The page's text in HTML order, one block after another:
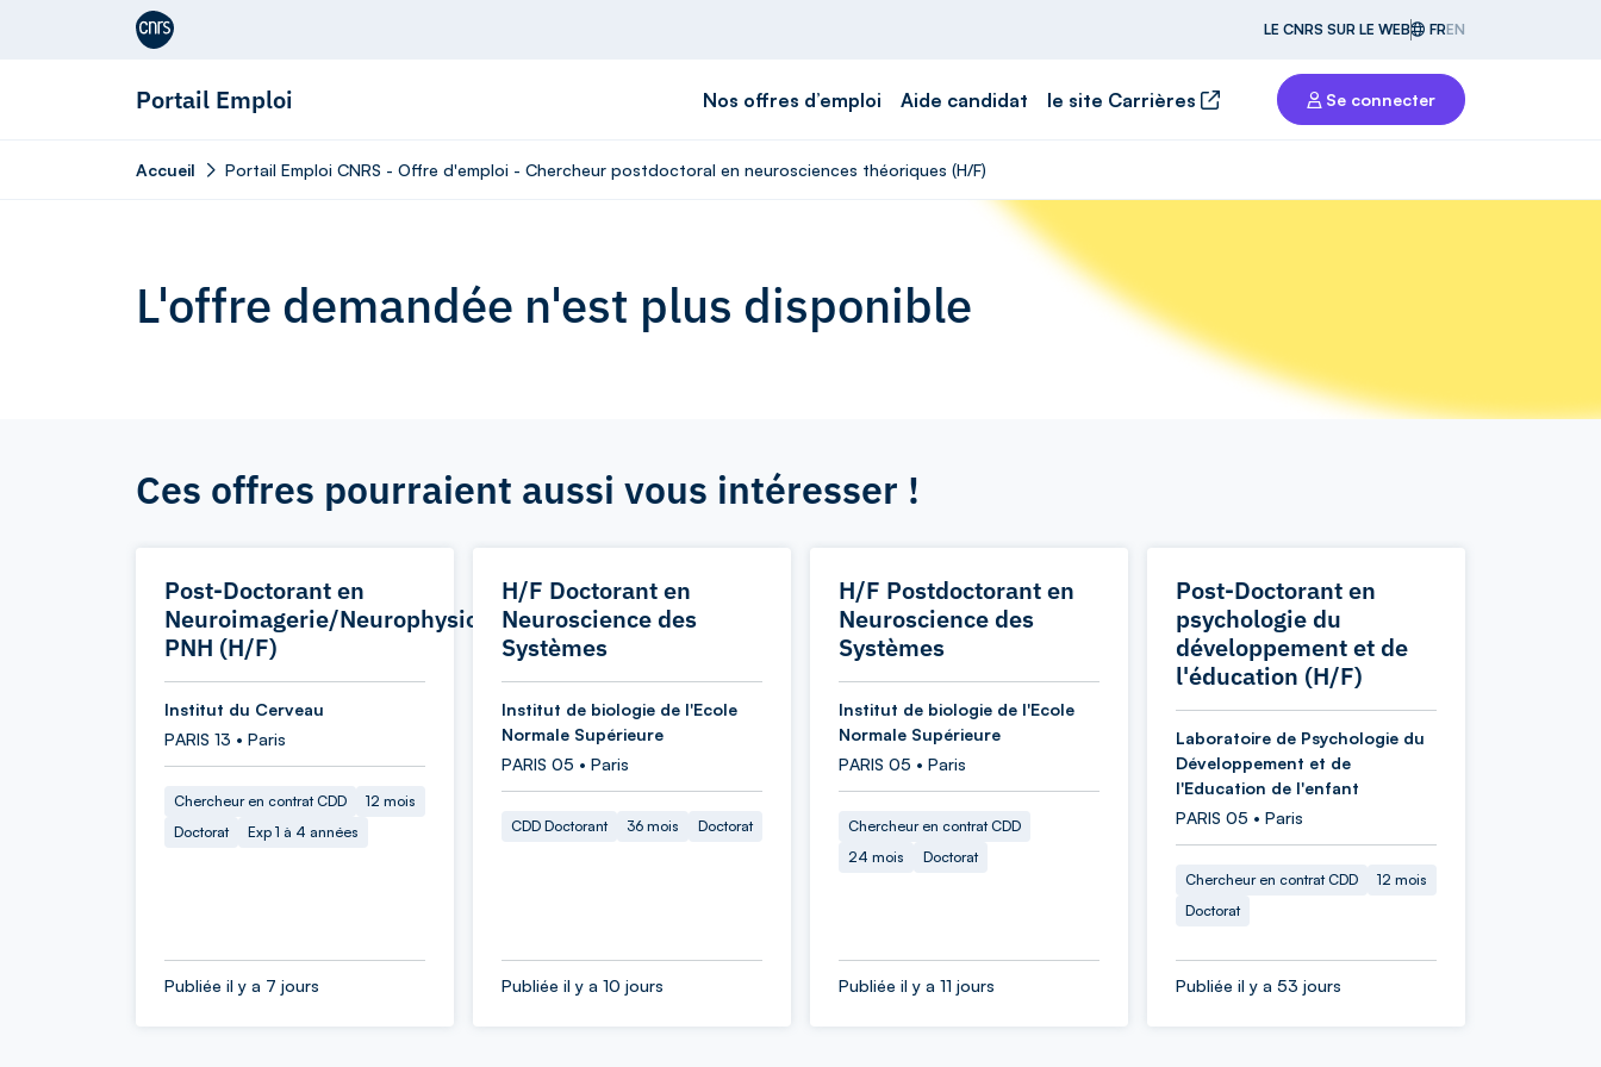
Aller au contenu
LE CNRS SUR LE WEB FREN
Portail Emploi Nos offres d’emploi Aide candidat le site Carrières Se connecter
Accueil Portail Emploi CNRS - Offre d'emploi - Chercheur postdoctoral en neurosciences théoriques (H/F)
L'offre demandée n'est plus disponible
Ces offres pourraient aussi vous intéresser !
Post-Doctorant en
Neuroimagerie/Neurophysiologie
PNH (H/F)
Institut du Cerveau
PARIS 13 • Paris
Chercheur en contrat CDD
12 mois
Doctorat
Exp 1 à 4 années
Publiée il y a 7 jours
H/F Doctorant en
Neuroscience des
Systèmes
Institut de biologie de l'Ecole
Normale Supérieure
PARIS 05 • Paris
CDD Doctorant 36 mois Doctorat
Publiée il y a 10 jours
H/F Postdoctorant en
Neuroscience des
Systèmes
Institut de biologie de l'Ecole
Normale Supérieure
PARIS 05 • Paris
Chercheur en contrat CDD
24 mois
Doctorat
Publiée il y a 11 jours
Post-Doctorant en
psychologie du
développement et de
l'éducation (H/F)
Laboratoire de Psychologie du
Développement et de
l'Education de l'enfant
PARIS 05 • Paris
Chercheur en contrat CDD
12 mois
Doctorat
Publiée il y a 53 jours